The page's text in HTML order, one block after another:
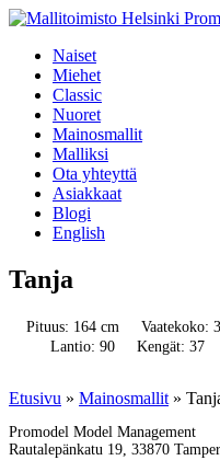
Naiset
Miehet
Classic
Nuoret
Mainosmallit
Malliksi
Ota yhteyttä
Asiakkaat
Blogi
English
Tanja
Pituus: 164 cm Vaatekoko:
Lantio: 90
Kengät: 37
Etusivu » Mainosmallit »
Promodel Model Management
Rautalepänkatu 19, 33870